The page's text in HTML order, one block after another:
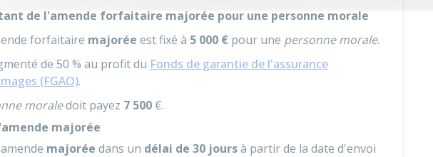
de l'amende forfaitaire majorée pour une personne morale
forfaitaire majorée est fixé à 5 000 € pour une personne morale.
de 50 % au profit du Fonds de garantie de l'assurance
(FGAO).
moraledoit payez 7 500 €.
majorée
majorée dans un délai de 30 joursà partir de la date d'envoi